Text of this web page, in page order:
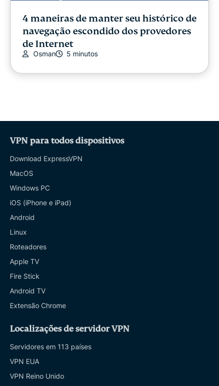
4 maneiras de manter seu histórico de
navegação escondido dos provedores
de Internet
Osman 5 minutos
VPN para todos dispositivos
Download ExpressVPN
MacOS
Windows PC
iOS (iPhone e iPad)
Android
Linux
Roteadores
Apple TV
Fire Stick
Android TV
Extensão Chrome
Localizações de servidor VPN
Servidores em 113 países
VPN EUA
VPN Reino Unido